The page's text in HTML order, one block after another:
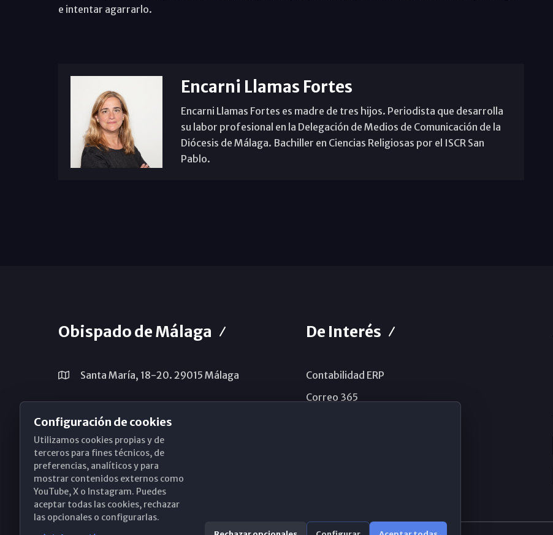
e intentar agarrarlo.
Encarni Llamas Fortes
Encarni Llamas Fortes es madre de tres hijos. Periodista que desarrolla
su labor profesional en la Delegación de Medios de Comunicación de la
Diócesis de Málaga. Bachiller en Ciencias Religiosas por el ISCR San
Pablo.
Obispado de Málaga
Santa María, 18-20. 29015 Málaga
(+34) 952 224 386
obispado@diocesismalaga.es
De Interés
Contabilidad ERP
Correo 365
Configuración de cookies
Utilizamos cookies propias y de
terceros para fines técnicos, de
preferencias, analíticos y para
mostrar contenidos externos como
YouTube, X o Instagram. Puedes
aceptar todas las cookies, rechazar
las opcionales o configurarlas.